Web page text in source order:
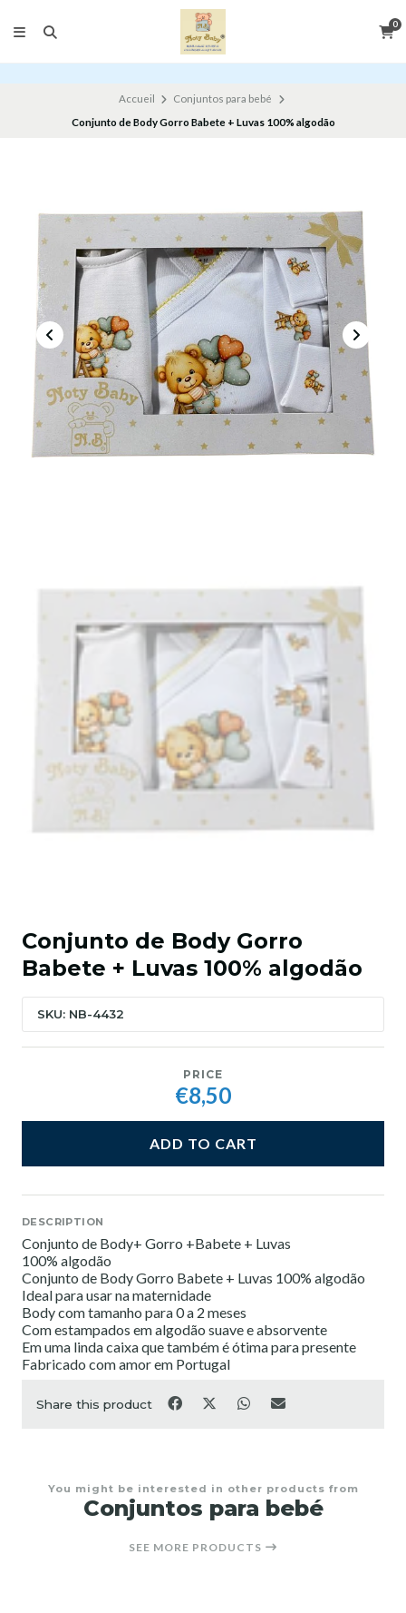
0
Accueil
Conjuntos para bebé
Conjunto de Body Gorro Babete + Luvas 100% algodão
Conjunto de Body Gorro
Babete + Luvas 100% algodão
SKU: NB-4432
PRICE
€8,50
ADD TO CART
DESCRIPTION
Conjunto de Body+ Gorro +Babete + Luvas
100% algodão
Conjunto de Body Gorro Babete + Luvas 100% algodão
Ideal para usar na maternidade
Body com tamanho para 0 a 2 meses
Com estampados em algodão suave e absorvente
Em uma linda caixa que também é ótima para presente
Fabricado com amor em Portugal
Share this product
You might be interested in other products from
Conjuntos para bebé
SEE MORE PRODUCTS